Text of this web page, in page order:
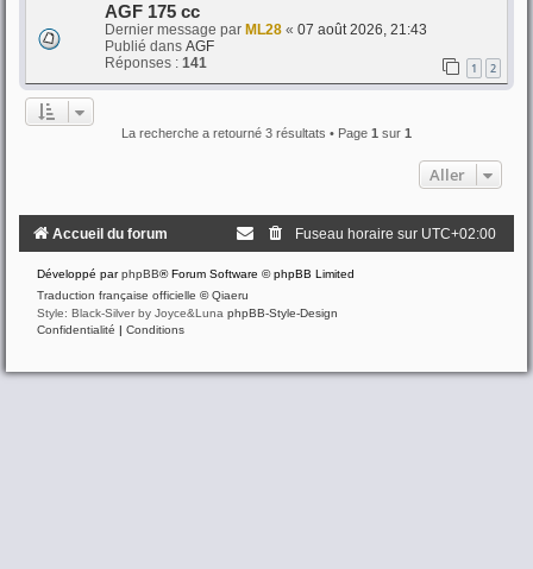
AGF 175 cc
Dernier message par ML28 « 07 août 2026, 21:43
Publié dans AGF
Réponses : 141 1 2
La recherche a retourné 3 résultats • Page 1 sur 1
Aller
Accueil du forum Fuseau horaire sur UTC+02:00
Développé parphpBB® Forum Software © phpBB Limited
Traduction française officielle ©Qiaeru
Style: Black-Silver by Joyce&Luna phpBB-Style-Design
Confidentialité | Conditions